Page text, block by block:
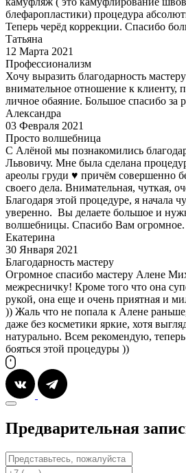
блефаропластики) процедура
Теперь черёд коррекции. Спасибо
Татьяна
12 Марта 2021
Профессионализм
Хочу выразить благодарность
внимательное отношение к клиенту,
личное обаяние. Большое спасибо за
Александра
03 Февраля 2021
Просто волшебница
С Алёной мы познакомились
Львовичу. Мне была сделана
ареолы груди ♥️ причём совершенно
своего дела. Внимательная, чуткая,
Благодаря этой процедуре, я начала
уверенно. Вы делаете большое и
волшебницы. Спасибо Вам огромное.
Екатерина
30 Января 2021
Благодарность мастеру
Огромное спасибо мастеру Алене
межресничку! Кроме того что она
рукой, она еще и очень приятная и
)) Жаль что не попала к Алене
даже без косметики яркие, хотя
натурально. Всем рекомендую,
бояться этой процедуры ))
Предварительная